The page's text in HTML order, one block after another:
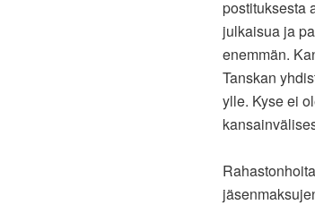
postituksesta
julkaisua ja
enemmän.
Tanskan
ylle. Kyse ei